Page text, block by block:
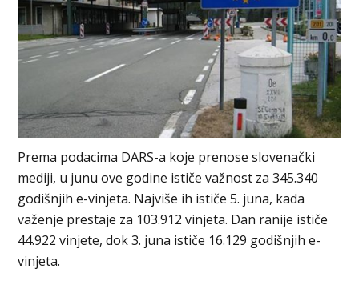
Prema podacima DARS-a koje prenose slovenački
mediji, u junu ove godine ističe važnost za 345.340
godišnjih e-vinjeta. Najviše ih ističe 5. juna, kada
važenje prestaje za 103.912 vinjeta. Dan ranije ističe
44.922 vinjete, dok 3. juna ističe 16.129 godišnjih e-
vinjeta.